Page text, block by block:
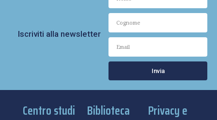
Iscriviti alla newsletter
Invia
Centro studi Biblioteca Privacy e